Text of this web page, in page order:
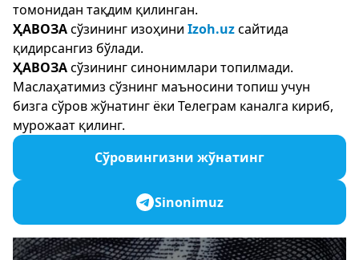
томонидан тақдим қилинган.
ҲАВОЗАсўзининг изоҳини Izoh.uzсайтида
қидирсангиз бўлади.
ҲАВОЗАсўзининг синонимлари топилмади.
Маслаҳатимиз сўзнинг маъносини топиш учун
бизга сўров жўнатинг ёки Телеграм каналга кириб,
мурожаат қилинг.
Сўровингизни жўнатинг
Sinonimuz